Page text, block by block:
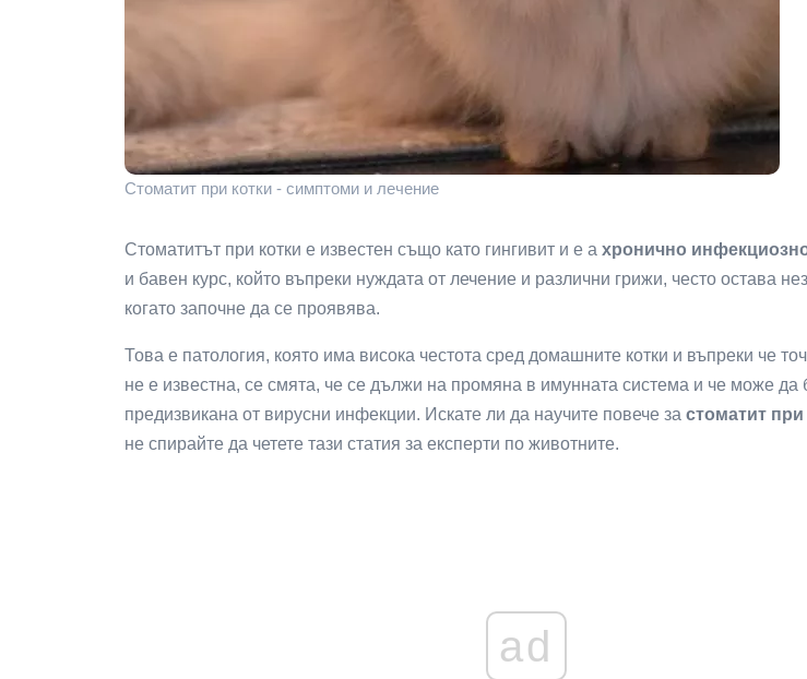
Стоматит при котки - симптоми и лечение
Стоматитът при котки е известен също като гингивит и е a хронично
и бавен курс, който въпреки нуждата от лечение и различни грижи, често остава
когато започне да се проявява.
Това е патология, която има висока честота сред домашните котки и въпреки че
не е известна, се смята, че се дължи на промяна в имунната система и че може да
предизвикана от вирусни инфекции. Искате ли да научите повече за стоматит при
не спирайте да четете тази статия за експерти по животните.
ad